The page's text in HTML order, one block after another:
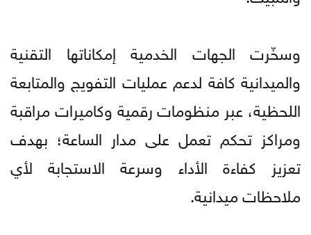
وسخّرت الجهات الخدمية إمكاناتها التقنية
والميدانية كافة لدعم عمليات التفويج والمتابعة
اللحظية، عبر منظومات رقمية وكاميرات مراقبة
ومراكز تحكم تعمل على مدار الساعة؛ بهدف
تعزيز كفاءة الأداء وسرعة الاستجابة لأي
ملاحظات ميدانية.